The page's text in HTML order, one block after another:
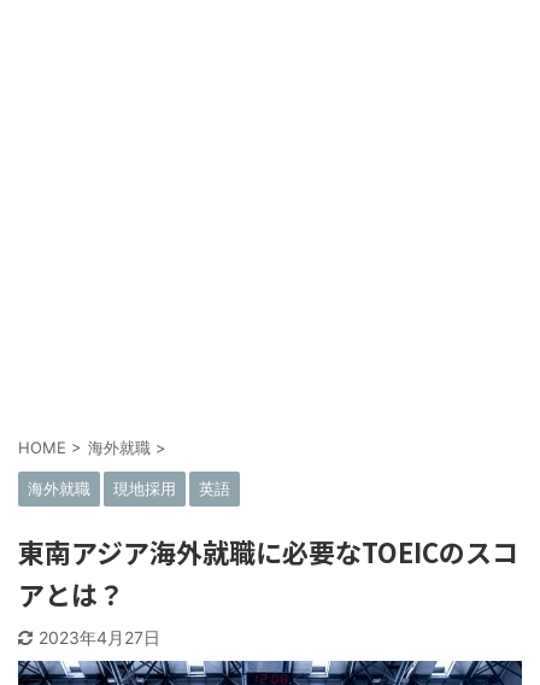
HOME > 海外就職 >
海外就職 現地採用 英語
東南アジア海外就職に必要なTOEICのスコ
アとは？
2023年4月27日